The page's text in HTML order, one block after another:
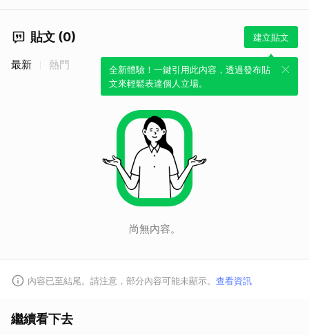
貼文 (0) 建立貼文
全新體驗！一鍵引用此內容，透過發布貼
文來輕鬆表達個人立場。
最新 熱門
尚無內容。
內容已至結尾。請注意，部分內容可能未顯示。 查看資訊
繼續看下去